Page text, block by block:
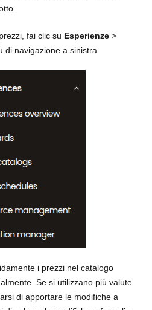
fai clic su Esperienze >
di navigazione a sinistra.
i prezzi nel catalogo
Se si utilizzano più valute
di apportare le modifiche a